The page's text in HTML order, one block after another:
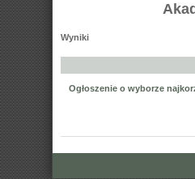
Wyniki
Ogłoszenie o wyborze